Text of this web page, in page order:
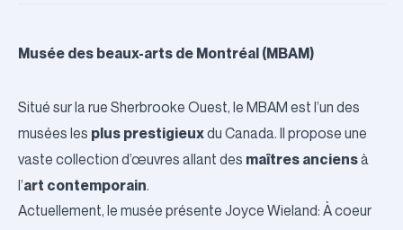
Musée des beaux-arts de Montréal (MBAM)
Situé sur la rue Sherbrooke Ouest, le MBAM est l’un des
musées les plus prestigieuxdu Canada. Il propose une
vaste collection d’œuvres allant des maîtres anciensà
l’art contemporain.
Actuellement, le musée présente Joyce Wieland: À coeur